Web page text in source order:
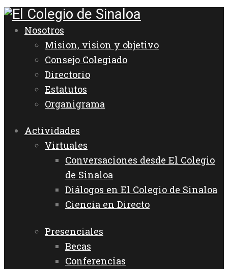
Nosotros
Mision, vision y objetivo
Consejo Colegiado
Directorio
Estatutos
Organigrama
Actividades
Virtuales
Conversaciones desde El Colegio
de Sinaloa
Diálogos en El Colegio de Sinaloa
Ciencia en Directo
Presenciales
Becas
Conferencias